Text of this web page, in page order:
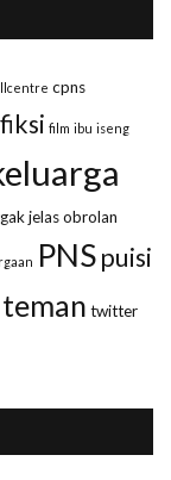
cpns
fiksi film ibu iseng
jelasobrolan
PNSpuisi
teman twitter